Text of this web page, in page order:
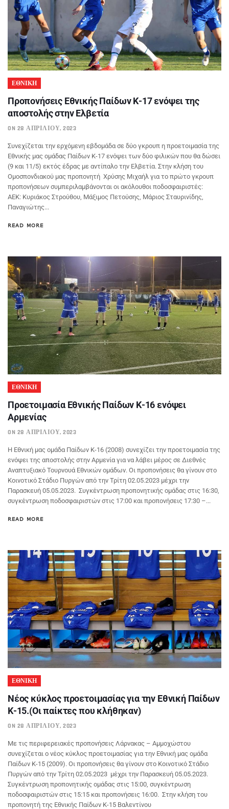
ΕΘΝΙΚΗ
Προπονήσεις Εθνικής Παίδων Κ-17 ενόψει της
αποστολής στην Ελβετία
ON 28 ΑΠΡΙΛΊΟΥ, 2023
Συνεχίζεται την ερχόμενη εβδομάδα σε δύο γκρουπ η προετοιμασία της
Εθνικής μας ομάδας Παίδων Κ-17 ενόψει των δύο φιλικών που θα δώσει
(9 και 11/5) εκτός έδρας με αντίπαλο την Ελβετία. Στην κλήση του
Ομοσπονδιακού μας προπονητή Χρύσης Μιχαήλ για το πρώτο γκρουπ
προπονήσεων συμπεριλαμβάνονται οι ακόλουθοι ποδοσφαιριστές:
ΑΕΚ: Κυριάκος Στρούθου, Μάξιμος Πετούσης, Μάριος Σταυρινίδης,
Παναγιώτης...
READ MORE
ΕΘΝΙΚΗ
Προετοιμασία Εθνικής Παίδων Κ-16 ενόψει
Αρμενίας
ON 28 ΑΠΡΙΛΊΟΥ, 2023
Η Εθνική μας ομάδα Παίδων Κ-16 (2008) συνεχίζει την προετοιμασία της
ενόψει της αποστολής στην Αρμενία για να λάβει μέρος σε Διεθνές
Αναπτυξιακό Τουρνουά Εθνικών ομάδων. Οι προπονήσεις θα γίνουν στο
Κοινοτικό Στάδιο Πυργών από την Τρίτη 02.05.2023 μέχρι την
Παρασκευή 05.05.2023. Συγκέντρωση προπονητικής ομάδας στις 16:30,
συγκέντρωση ποδοσφαιριστών στις 17:00 και προπονήσεις 17:30 –...
READ MORE
ΕΘΝΙΚΗ
Νέος κύκλος προετοιμασίας για την Εθνική Παίδων
Κ-15.(Οι παίκτες που κλήθηκαν)
ON 28 ΑΠΡΙΛΊΟΥ, 2023
Με τις περιφερειακές προπονήσεις Λάρνακας – Αμμοχώστου
συνεχίζεται ο νέος κύκλος προετοιμασίας για την Εθνική μας ομάδα
Παίδων Κ-15 (2009). Οι προπονήσεις θα γίνουν στο Κοινοτικό Στάδιο
Πυργών από την Τρίτη 02.05.2023 μέχρι την Παρασκευή 05.05.2023.
Συγκέντρωση προπονητικής ομάδας στις 15:00, συγκέντρωση
ποδοσφαιριστών στις 15:15 και προπονήσεις 16:00. Στην κλήση του
προπονητή της Εθνικής Παίδων Κ-15 Βαλεντίνου